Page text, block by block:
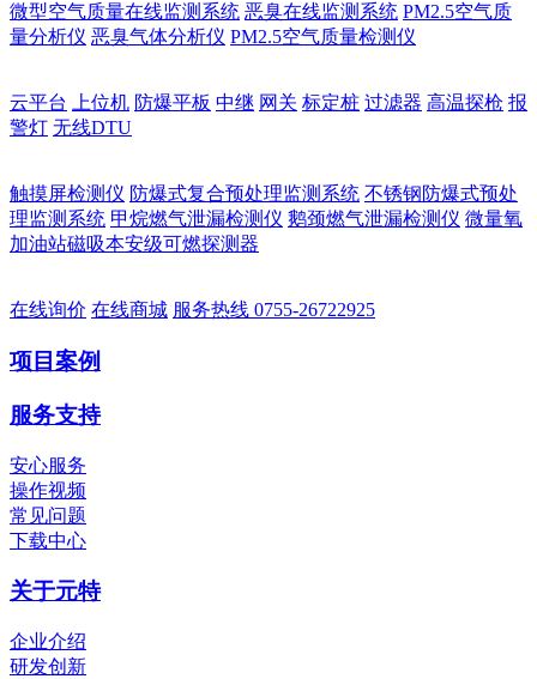
微型空气质量在线监测系统 恶臭在线监测系统 PM2.5空气质
量分析仪 恶臭气体分析仪 PM2.5空气质量检测仪
云平台 上位机 防爆平板 中继 网关 标定桩 过滤器 高温探枪 报
警灯 无线DTU
触摸屏检测仪 防爆式复合预处理监测系统 不锈钢防爆式预处
理监测系统 甲烷燃气泄漏检测仪 鹅颈燃气泄漏检测仪 微量氧
加油站磁吸本安级可燃探测器
在线询价 在线商城 服务热线 0755-26722925
项目案例
服务支持
安心服务
操作视频
常见问题
下载中心
关于元特
企业介绍
研发创新